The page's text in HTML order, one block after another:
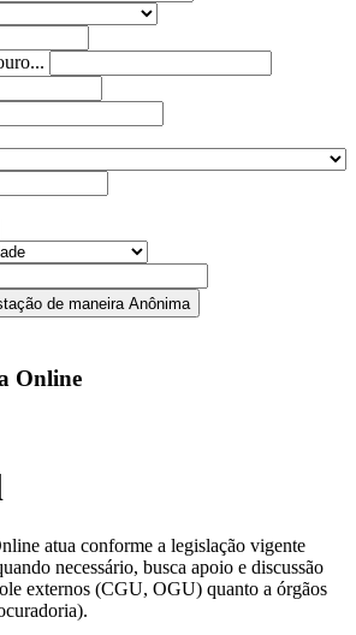
de maneira Anônima
Online
atua conforme a legislação vigente
necessário, busca apoio e discussão
externos (CGU, OGU) quanto a órgãos